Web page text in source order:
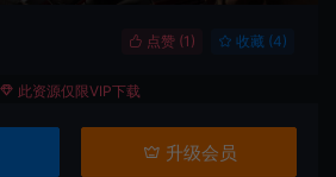
点赞 (1 ) 收藏 (4)
此资源仅限VIP下载
升级会员